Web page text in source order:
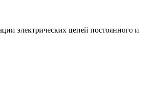
электрических цепей постоянного и